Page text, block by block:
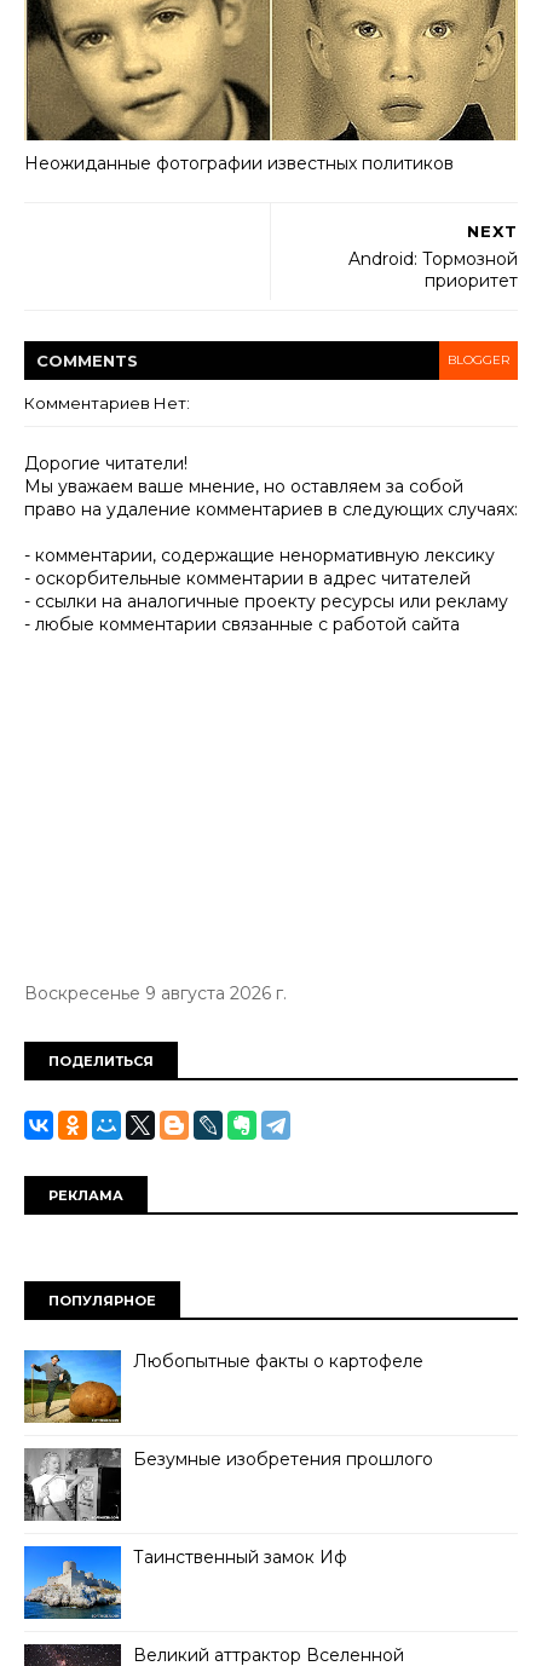
Неожиданные фотографии известных политиков
NEXT
Android: Тормозной
приоритет
COMMENTS BLOGGER
Комментариев Нет:
Дорогие читатели!
Мы уважаем ваше мнение, но оставляем за собой
право на удаление комментариев в следующих случаях:
- комментарии, содержащие ненормативную лексику
- оскорбительные комментарии в адрес читателей
- ссылки на аналогичные проекту ресурсы или рекламу
- любые комментарии связанные с работой сайта
Воскресенье 9 августа 2026 г.
ПОДЕЛИТЬСЯ
РЕКЛАМА
ПОПУЛЯРНОЕ
Любопытные факты о картофеле
Безумные изобретения прошлого
Таинственный замок Иф
Великий аттрактор Вселенной